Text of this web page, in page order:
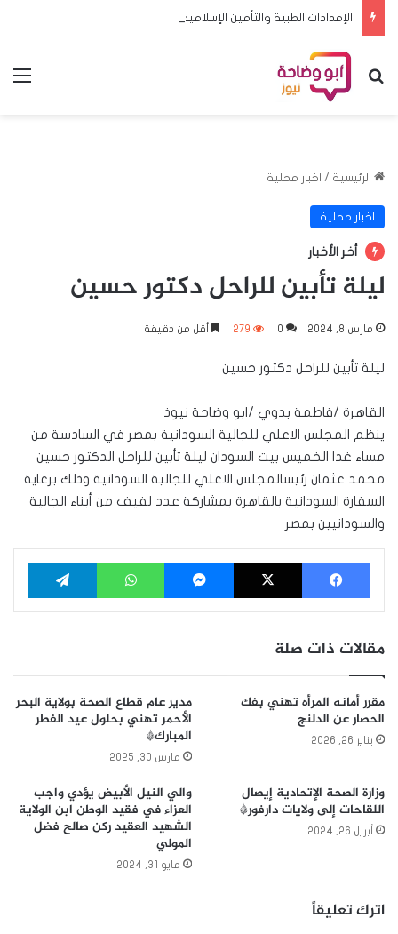
بحث عن
الرئيسية / اخبار محلية
اخبار محلية
أخر الأخبار
ليلة تأبين للراحل دكتور حسين
مارس 8, 2024 0
279 أقل من دقيقة
ليلة تأبين للراحل دكتور حسين
القاهرة /فاطمة بدوي /ابو وضاحة نيوذ
ينظم المجلس الاعلي للجالية السودانية بمصر في السادسة من
مساء غدا الخميس بيت السودان ليلة تأبين للراحل الدكتور حسين
محمد عثمان رئيسالمجلس الاعلي للجالية السودانية وذلك برعاية
السفارة السودانية بالقاهرة بمشاركة عدد لفيف من أبناء الجالية
والسودانيين بمصر
فيسبوك ‫X ماسنجر واتساب
مقالات ذات صلة
مقرر أمانه المرأه تهني بفك
الحصار عن الدلنج
يناير 26, 2026
مدير عام قطاع الصحة بولاية البحر
الأحمر تهني بحلول عيد الفطر
المبارك*
مارس 30, 2025
وزارة الصحة الإتحادية إيصال
اللقاحات إلى ولايات دارفور*
أبريل 26, 2024
والي النيل الأبيض يؤدي واجب
العزاء في فقيد الوطن ابن الولاية
الشهيد العقيد ركن صالح فضل
المولي
مايو 31, 2024
اترك تعليقاً